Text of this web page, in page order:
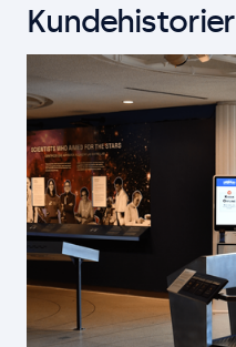
Kundehistorier